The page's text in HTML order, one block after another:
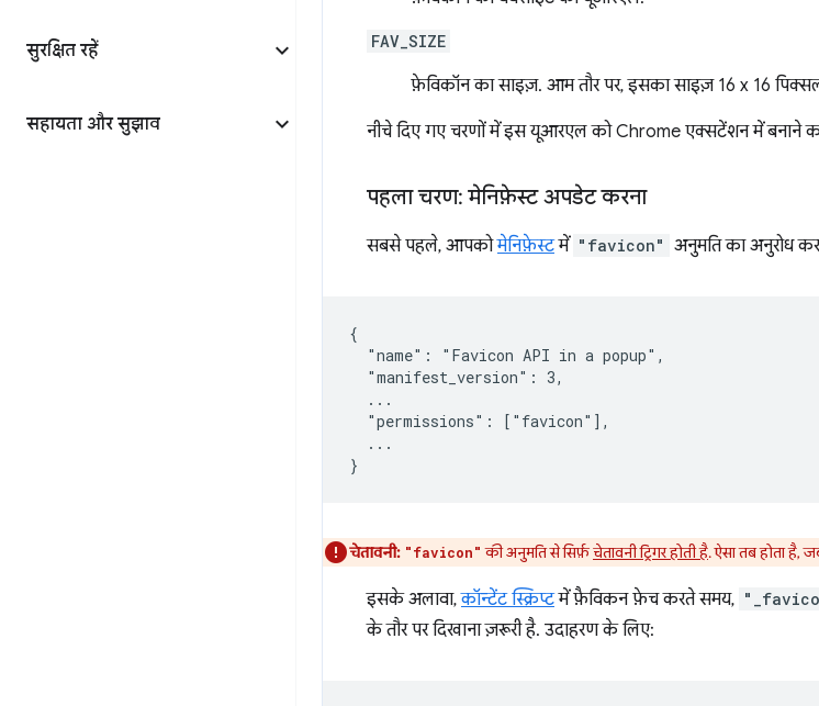
सुरक्षित रहें
सहायता और सुझाव
FAV_SIZE
फ़ेविकॉन का साइज़. आम तौर पर, इसका साइज़ 16 x 16
नीचे दिए गए चरणों में इस यूआरएल को Chrome एक्सटेंशन में बनाने का
पहला चरण: मेनिफ़ेस्ट अपडेट करना
सबसे पहले, आपकोमेनिफ़ेस्टमें "favicon" अनुमति का अनुरोध
{
  "name": "Favicon API in a popup",
  "manifest_version": 3,
  ...
  "permissions": ["favicon"],
  ...
चेतावनी: "favicon" की अनुमति से सिर्फ़चेतावनी ट्रिगर होती है. ऐसा तब होता है,
इसके अलावा,कॉन्टेंट स्क्रिप्टमें फ़ैविकन फ़ेच करते समय,
के तौर पर दिखाना ज़रूरी है. उदाहरण के लिए: